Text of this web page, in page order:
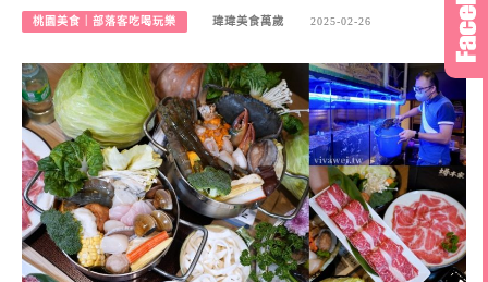
桃園美食｜部落客吃喝玩樂 瑋瑋美食萬歲 2025-02-26